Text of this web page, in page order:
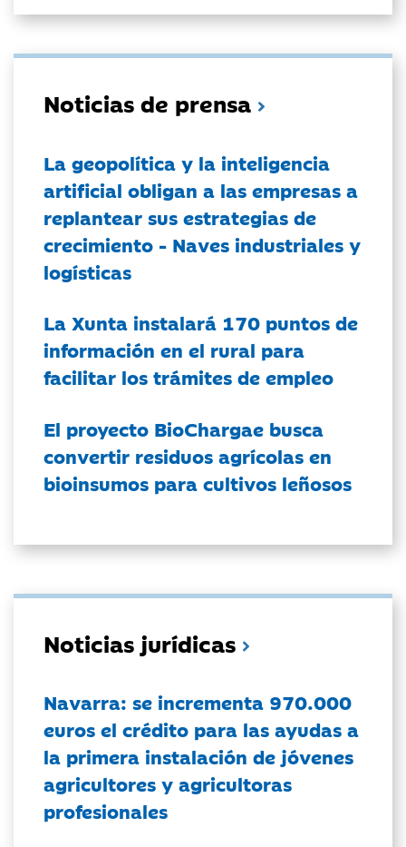
Noticias de prensa
La geopolítica y la inteligencia
artificial obligan a las empresas a
replantear sus estrategias de
crecimiento - Naves industriales y
logísticas
La Xunta instalará 170 puntos de
información en el rural para
facilitar los trámites de empleo
El proyecto BioChargae busca
convertir residuos agrícolas en
bioinsumos para cultivos leñosos
Noticias jurídicas
Navarra: se incrementa 970.000
euros el crédito para las ayudas a
la primera instalación de jóvenes
agricultores y agricultoras
profesionales